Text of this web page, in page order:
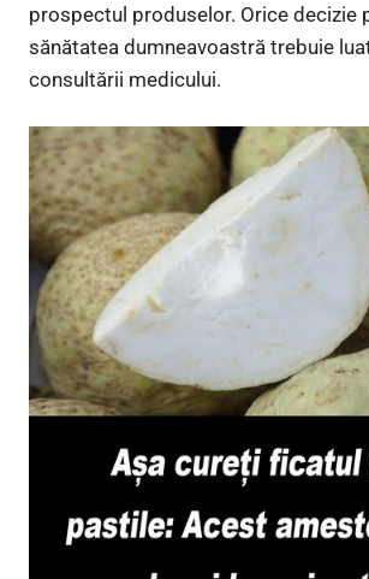
prospectul produselor. Orice decizie
sănătatea dumneavoastră trebuie
consultării medicului.